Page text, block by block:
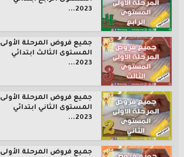
2023...
جميع فروض المرحلة الأولى
المستوى الثالث ابتدائي
2023...
جميع فروض المرحلة الأولى
المستوى الثاني ابتدائي
2023...
جميع فروض المرحلة الأولى